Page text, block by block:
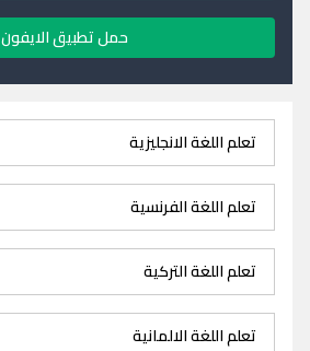
حمل تطبيق الايفون
تعلم اللغة الانجليزية
تعلم اللغة الفرنسية
تعلم اللغة التركية
تعلم اللغة الالمانية